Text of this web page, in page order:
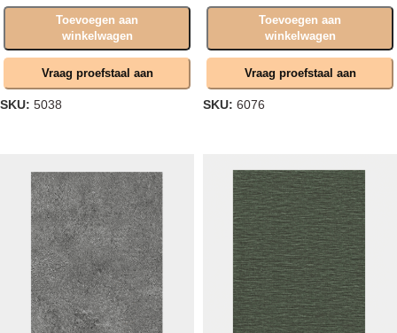
Toevoegen aan
winkelwagen
Vraag proefstaal aan
SKU: 5038
Toevoegen aan
winkelwagen
Vraag proefstaal aan
SKU: 6076